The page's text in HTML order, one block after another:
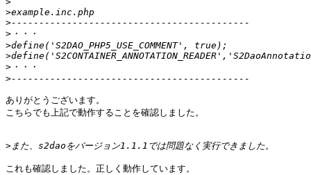
>
>
>
>
>
>
>
ありがとうございます。
こちらでも上記で動作することを確認しました。
>
これも確認しました。正しく動作しています。